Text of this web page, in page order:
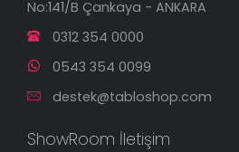
İndirimli Tablolar
No:141/B Çankaya - ANKARA
0312 354 0000
0543 354 0099
destek@tabloshop.com
ShowRoom İletişim